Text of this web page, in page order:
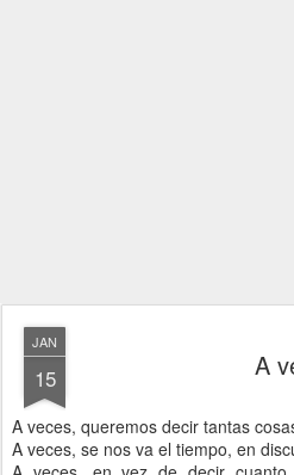
JAN
15 A
A veces, queremos decir tantas
A veces, se nos va el tiempo, en